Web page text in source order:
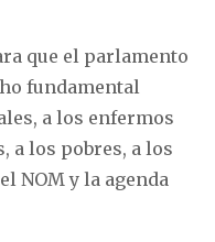
que el parlamento
fundamental
a los enfermos
a los pobres, a los
NOM y la agenda